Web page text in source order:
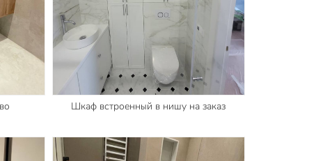
Шкаф встроенный в нишу на заказ